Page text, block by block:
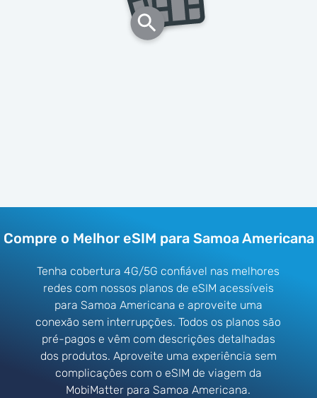
Compre o Melhor eSIM para Samoa Americana
Tenha cobertura 4G/5G confiável nas melhores
redes com nossos planos de eSIM acessíveis
para Samoa Americana e aproveite uma
conexão sem interrupções. Todos os planos são
pré-pagos e vêm com descrições detalhadas
dos produtos. Aproveite uma experiência sem
complicações com o eSIM de viagem da
MobiMatter para Samoa Americana.